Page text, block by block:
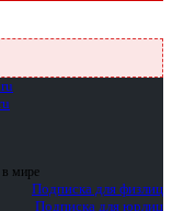
в мире
Подписка для физлиц
Подписка для юрлиц